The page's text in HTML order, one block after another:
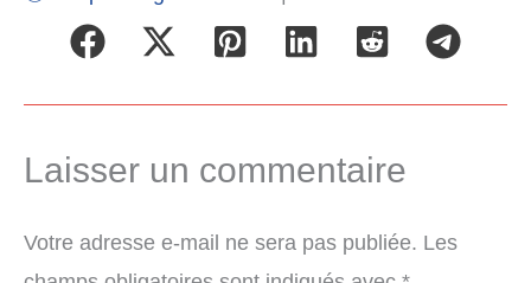
Laisser un commentaire
Votre adresse e-mail ne sera pas publiée. Les